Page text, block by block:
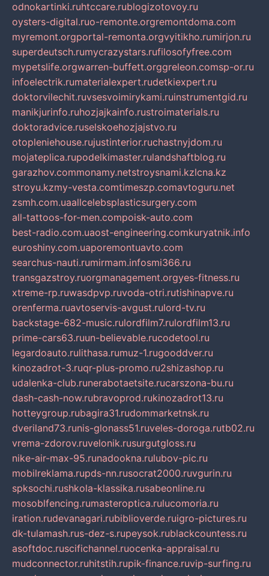
odnokartinki.ruhtccare.rublogizotovoy.ru
oysters-digital.ruo-remonte.orgremontdoma.com
myremont.orgportal-remonta.orgvyitikho.rumirjon.ru
superdeutsch.rumycrazystars.rufilosofyfree.com
mypetslife.orgwarren-buffett.orggreleon.comsp-or.ru
infoelectrik.rumaterialexpert.rudetkiexpert.ru
doktorvilechit.ruvsesvoimirykami.ruinstrumentgid.ru
manikjurinfo.ruhozjajkainfo.rustroimaterials.ru
doktoradvice.ruselskoehozjajstvo.ru
otopleniehouse.rujustinterior.ruchastnyjdom.ru
mojateplica.rupodelkimaster.rulandshaftblog.ru
garazhov.commonamy.netstroysnami.kzlcna.kz
stroyu.kzmy-vesta.comtimeszp.comavtoguru.net
zsmh.com.uaallcelebsplasticsurgery.com
all-tattoos-for-men.compoisk-auto.com
best-radio.com.uaost-engineering.comkuryatnik.info
euroshiny.com.uaporemontuavto.com
searchus-nauti.rumirmam.infosmi366.ru
transgazstroy.ruorgmanagement.orgyes-fitness.ru
xtreme-rp.ruwasdpvp.ruvoda-otri.rutishinapve.ru
orenferma.ruavtoservis-avgust.rulord-tv.ru
backstage-682-music.rulordfilm7.rulordfilm13.ru
prime-cars63.ruun-believable.rucodetool.ru
legardoauto.rulithasa.rumuz-1.rugooddver.ru
kinozadrot-3.ruqr-plus-promo.ru2shizashop.ru
udalenka-club.runerabotaetsite.rucarszona-bu.ru
dash-cash-now.rubravoprod.rukinozadrot13.ru
hotteygroup.rubagira31.rudommarketnsk.ru
dveriland73.runis-glonass51.ruveles-doroga.rutb02.ru
vrema-zdorov.ruvelonik.rusurgutgloss.ru
nike-air-max-95.runadookna.rulubov-pic.ru
mobilreklama.rupds-nn.rusocrat2000.ruvgurin.ru
spksochi.rushkola-klassika.rusabeonline.ru
mosoblfencing.rumasteroptica.rulucomoria.ru
iration.rudevanagari.rubiblioverde.ruigro-pictures.ru
dk-tulamash.rus-dez-s.rupeysok.rublackcountess.ru
asoftdoc.ruscifichannel.ruocenka-appraisal.ru
mudconnector.ruhitstih.rupik-finance.ruvip-surfing.ru